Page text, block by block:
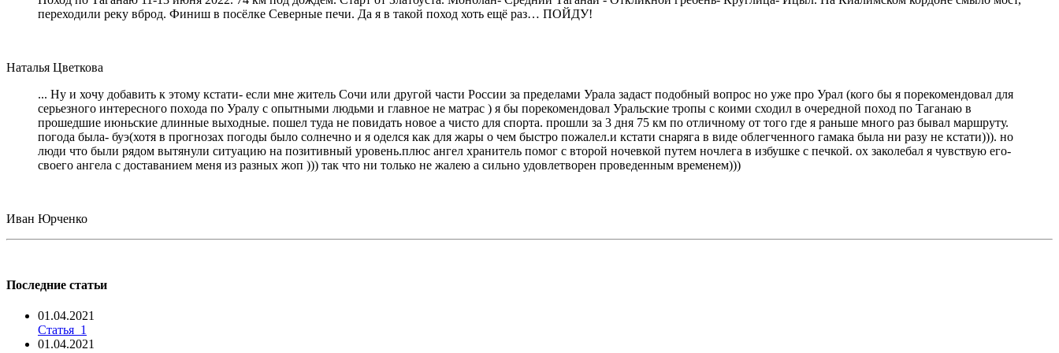
переходили реку вброд. Финиш в посёлке Северные печи. Да я в такой поход хоть ещё раз… ПОЙДУ!
Наталья Цветкова
... Ну и хочу добавить к этому кстати- если мне житель Сочи или другой части России за пределами Урала задаст подобный вопрос но уже про Урал (кого бы я порекомендовал для
серьезного интересного похода по Уралу с опытными людьми и главное не матрас ) я бы порекомендовал Уральские тропы с коими сходил в очередной поход по Таганаю в
прошедшие июньские длинные выходные. пошел туда не повидать новое а чисто для спорта. прошли за 3 дня 75 км по отличному от того где я раньше много раз бывал маршруту.
погода была- буэ(хотя в прогнозах погоды было солнечно и я оделся как для жары о чем быстро пожалел.и кстати снаряга в виде облегченного гамака была ни разу не кстати))). но
люди что были рядом вытянули ситуацию на позитивный уровень.плюс ангел хранитель помог с второй ночевкой путем ночлега в избушке с печкой. ох заколебал я чувствую его-
своего ангела с доставанием меня из разных жоп ))) так что ни только не жалею а сильно удовлетворен проведенным временем)))
Иван Юрченко
Последние статьи
01.04.2021
Статья_1
01.04.2021